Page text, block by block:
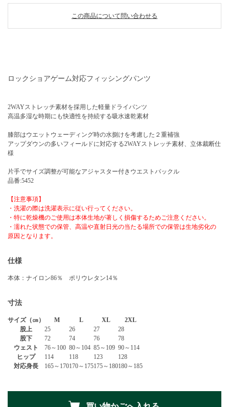
この商品について問い合わせる
ロックショアゲーム対応フィッシングパンツ
2WAYストレッチ素材を採用した軽量ドライパンツ
高温多湿な時期にも快適性を持続する吸水速乾素材
膝部はウエットウェーディング時の水捌けを考慮した２重補強
アップダウンの多いフィールドに対応する2WAYストレッチ素材、立体裁断仕
様
片手でサイズ調整が可能なアジャスター付きウエストバックル
品番:5452
【注意事項】
・洗濯の際は洗濯表示に従い行ってください。
・特に乾燥機のご使用は本体生地が著しく損傷するためご注意ください。
・濡れた状態での保管、高温や直射日光の当たる場所での保管は生地劣化の
原因となります。
仕様
本体：ナイロン86％ ポリウレタン14％
寸法
サイズ（㎝） M L XL
2XL
股上
25 26 27
28
股下
72 74 76
78
ウェスト
76～100 80～104 85～109 90～114
ヒップ
114 118 123
128
対応身長
165～170170～175175～180180～185